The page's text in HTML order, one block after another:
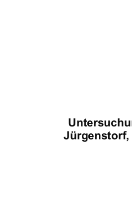
Jürgenstorf,